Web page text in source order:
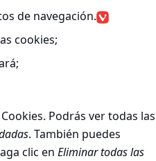
de navegación.
cookies;
. Podrás ver todas las
. También puedes
clic en Eliminar todas las